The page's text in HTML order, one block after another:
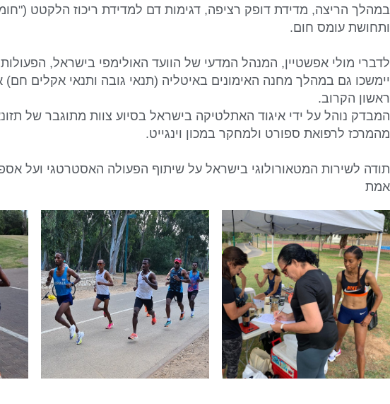
במהלך הריצה, מדידת דופק רציפה, דגימות דם למדידת ריכוז הלקטט
ותחושת עומס חום.
לדברי מולי אפשטיין, המנהל המדעי של הוועד האולימפי בישראל, הפעולות
יימשכו גם במהלך מחנה האימונים באיטליה (תנאי גובה ותנאי אקלים חם)
ראשון הקרוב.
המבדק נוהל על ידי איגוד האתלטיקה בישראל בסיוע צוות מתוגבר של
מהמרכז לרפואת ספורט ולמחקר במכון וינגייט.
תודה לשירות המטאורולוגי בישראל על שיתוף הפעולה האסטרטגי ועל
אמת